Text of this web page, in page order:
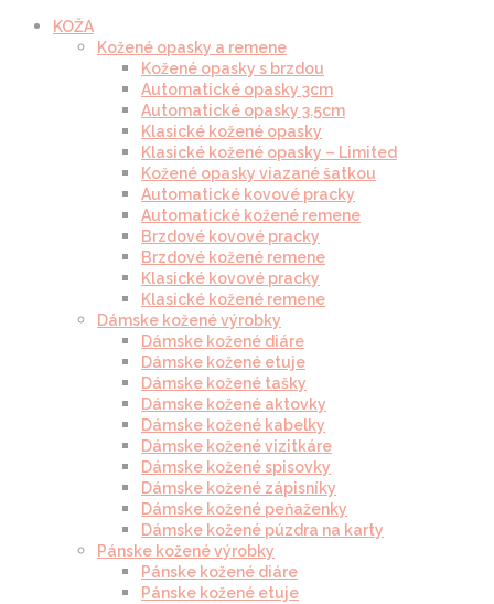
KOŽA
Kožené opasky a remene
Kožené opasky s brzdou
Automatické opasky 3cm
Automatické opasky 3.5cm
Klasické kožené opasky
Klasické kožené opasky – Limited
Kožené opasky viazané šatkou
Automatické kovové pracky
Automatické kožené remene
Brzdové kovové pracky
Brzdové kožené remene
Klasické kovové pracky
Klasické kožené remene
Dámske kožené výrobky
Dámske kožené diáre
Dámske kožené etuje
Dámske kožené tašky
Dámske kožené aktovky
Dámske kožené kabelky
Dámske kožené vizitkáre
Dámske kožené spisovky
Dámske kožené zápisníky
Dámske kožené peňaženky
Dámske kožené púzdra na karty
Pánske kožené výrobky
Pánske kožené diáre
Pánske kožené etuje